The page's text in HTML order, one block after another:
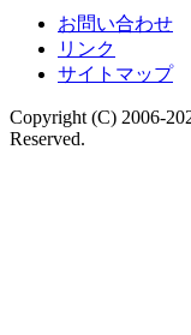
お問い合わせ
リンク
サイトマップ
Copyright (C) 2006-
Reserved.